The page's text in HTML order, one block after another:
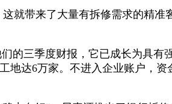
带来了大量有拆修需求的精准
三季度财报，它已成长为具有
地达6万家。不进入企业账户，